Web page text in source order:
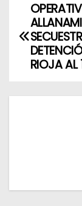
N
a
e
i
RIOJA